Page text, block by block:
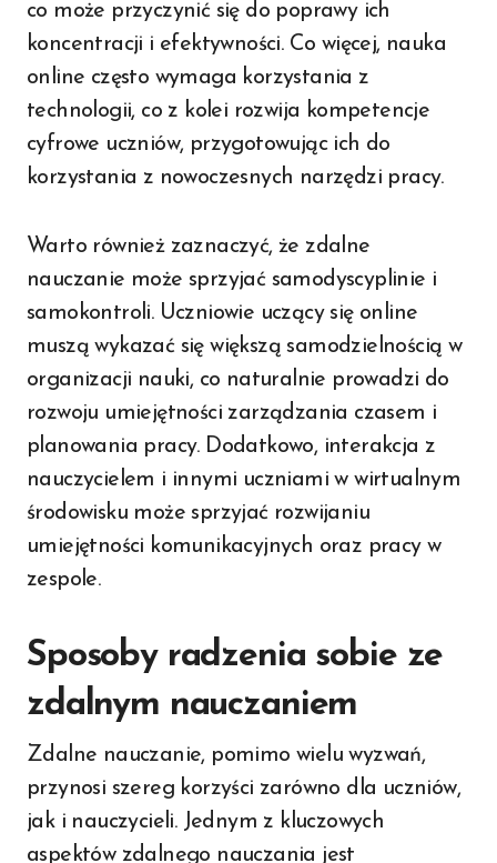
co może przyczynić się do poprawy ich
koncentracji i efektywności. Co więcej, nauka
online często wymaga korzystania z
technologii, co z kolei rozwija kompetencje
cyfrowe uczniów, przygotowując ich do
korzystania z nowoczesnych narzędzi pracy.
Warto również zaznaczyć, że zdalne
nauczanie może sprzyjać samodyscyplinie i
samokontroli. Uczniowie uczący się online
muszą wykazać się większą samodzielnością w
organizacji nauki, co naturalnie prowadzi do
rozwoju umiejętności zarządzania czasem i
planowania pracy. Dodatkowo, interakcja z
nauczycielem i innymi uczniami w wirtualnym
środowisku może sprzyjać rozwijaniu
umiejętności komunikacyjnych oraz pracy w
zespole.
Sposoby radzenia sobie ze
zdalnym nauczaniem
Zdalne nauczanie, pomimo wielu wyzwań,
przynosi szereg korzyści zarówno dla uczniów,
jak i nauczycieli. Jednym z kluczowych
aspektów zdalnego nauczania jest